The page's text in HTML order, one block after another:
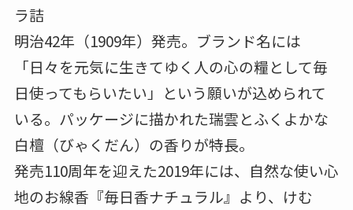
ラ詰
明治42年（1909年）発売。ブランド名には
「日々を元気に生きてゆく人の心の糧として毎
日使ってもらいたい」という願いが込められて
いる。パッケージに描かれた瑞雲とふくよかな
白檀（びゃくだん）の香りが特長。
発売110周年を迎えた2019年には、自然な使い心
地のお線香『毎日香ナチュラル』より、けむ